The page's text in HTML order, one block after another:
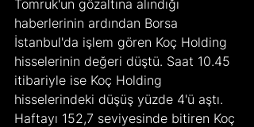
Tomruk'un gözaltına alındığı
haberlerinin ardından Borsa
İstanbul'da işlem gören Koç Holding
hisselerinin değeri düştü. Saat 10.45
itibariyle ise Koç Holding
hisselerindeki düşüş yüzde 4'ü aştı.
Haftayı 152,7 seviyesinde bitiren Koç